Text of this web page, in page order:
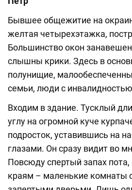
Бывшее общежитие на
желтая четырехэтажка,
Большинство окон
слышны крики. Здесь в
полунищие,
семьи, люди с
Входим в здание. Тусклый
углу на огромной куче
подросток, уставившись на
глазами. Он сразу видит во
Повсюду спертый запах
краям – маленькие комнаты